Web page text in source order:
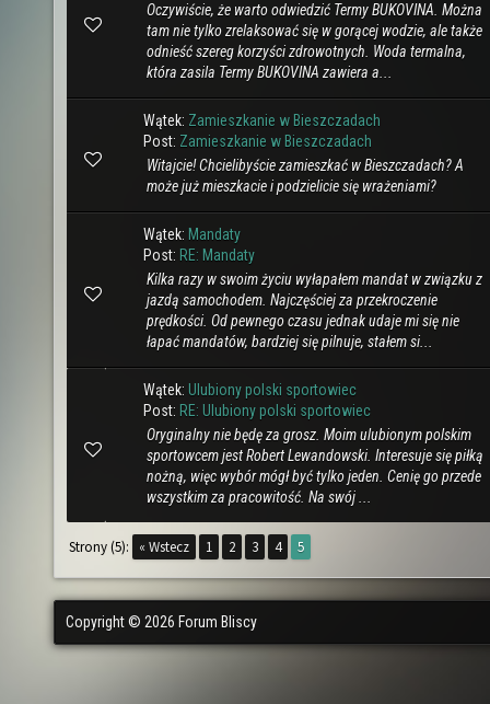
Oczywiście, że warto odwiedzić Termy BUKOVINA. Można
tam nie tylko zrelaksować się w gorącej wodzie, ale także
odnieść szereg korzyści zdrowotnych. Woda termalna,
która zasila Termy BUKOVINA zawiera a...
Wątek: Zamieszkanie w Bieszczadach
Post: Zamieszkanie w Bieszczadach
Witajcie! Chcielibyście zamieszkać w Bieszczadach? A
może już mieszkacie i podzielicie się wrażeniami?
Wątek: Mandaty
Post: RE: Mandaty
Kilka razy w swoim życiu wyłapałem mandat w związku z
jazdą samochodem. Najczęściej za przekroczenie
prędkości. Od pewnego czasu jednak udaje mi się nie
łapać mandatów, bardziej się pilnuje, stałem si...
Wątek: Ulubiony polski sportowiec
Post: RE: Ulubiony polski sportowiec
Oryginalny nie będę za grosz. Moim ulubionym polskim
sportowcem jest Robert Lewandowski. Interesuje się piłką
nożną, więc wybór mógł być tylko jeden. Cenię go przede
wszystkim za pracowitość. Na swój ...
Strony (5): « Wstecz 1 2 3 4 5
Copyright © 2026 Forum Bliscy